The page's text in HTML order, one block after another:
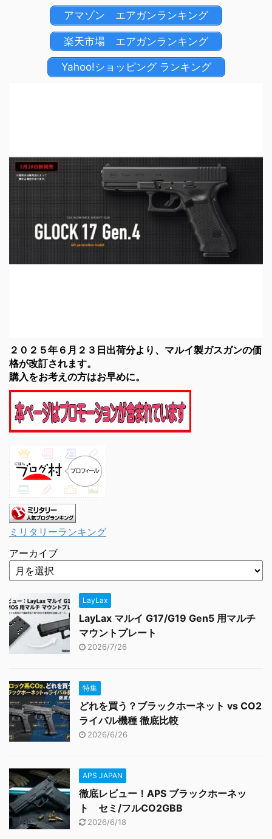
アマゾン エアガンランキング
楽天市場 エアガンランキング
Yahoo!ショッピング ランキング
２０２５年６月２３日出荷分より、マルイ製ガスガンの価
格が改訂されます。
購入をお考えの方はお早めに。
ミリタリーランキング
アーカイブ
LayLax
LayLax マルイ G17/G19 Gen5 用マルチ
マウントプレート
2026/7/26
特集
どれを買う？ブラックホーネット vs CO2
ライバル機種 徹底比較
2026/6/26
APS JAPAN
徹底レビュー！APS ブラックホーネッ
ト セミ/フルCO2GBB
2026/6/18